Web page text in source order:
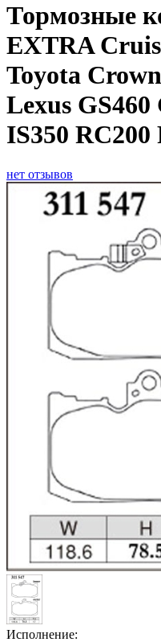
Тормозные
EXTRA
Toyota
Lexus GS460
IS350 RC200
нет отзывов
Исполнение: